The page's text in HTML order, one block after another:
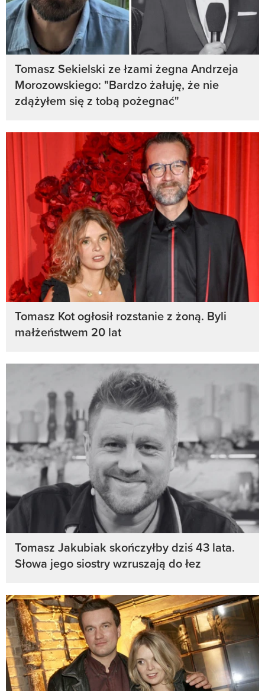
Tomasz Sekielski ze łzami żegna Andrzeja
Morozowskiego: "Bardzo żałuję, że nie
zdążyłem się z tobą pożegnać"
Tomasz Kot ogłosił rozstanie z żoną. Byli
małżeństwem 20 lat
Tomasz Jakubiak skończyłby dziś 43 lata.
Słowa jego siostry wzruszają do łez